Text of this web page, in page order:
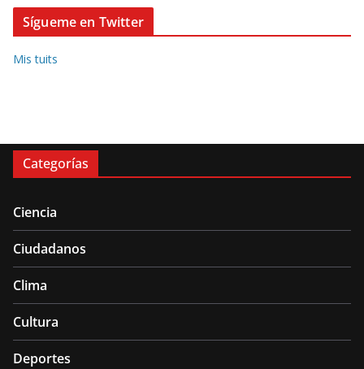
Sígueme en Twitter
Mis tuits
Categorías
Ciencia
Ciudadanos
Clima
Cultura
Deportes